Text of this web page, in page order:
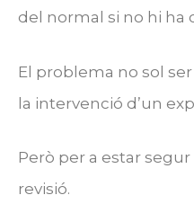
del normal si no hi ha
El problema no sol
la intervenció d’un
Però per a estar
revisió.